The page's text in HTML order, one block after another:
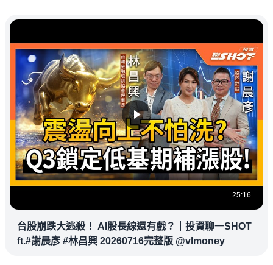
25:16
台股崩跌大逃殺！ AI股長線還有戲？｜投資聊一SHOT
ft.#謝晨彥 #林昌興 20260716完整版 @vlmoney